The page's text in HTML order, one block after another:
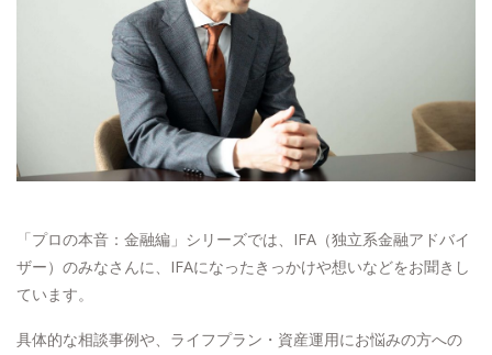
「プロの本音：金融編」シリーズでは、IFA（独立系金融アドバイ
ザー）のみなさんに、IFAになったきっかけや想いなどをお聞きし
ています。
具体的な相談事例や、ライフプラン・資産運用にお悩みの方への